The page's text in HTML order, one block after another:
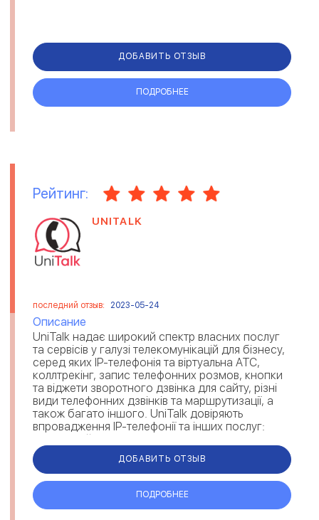
ДОБАВИТЬ ОТЗЫВ
ПОДРОБНЕЕ
Рейтинг:
UNITALK
последний отзыв: 2023-05-24
Описание
UniTalk надає широкий спектр власних послуг
та сервісів у галузі телекомунікацій для бізнесу,
серед яких IP-телефонія та віртуальна АТС,
коллтрекінг, запис телефонних розмов, кнопки
та віджети зворотного дзвінка для сайту, різні
види телефонних дзвінків та маршрутизації, а
також багато іншого. UniTalk довіряють
впровадження IP-телефонії та інших послуг:
державний та ...
ДОБАВИТЬ ОТЗЫВ
ПОДРОБНЕЕ